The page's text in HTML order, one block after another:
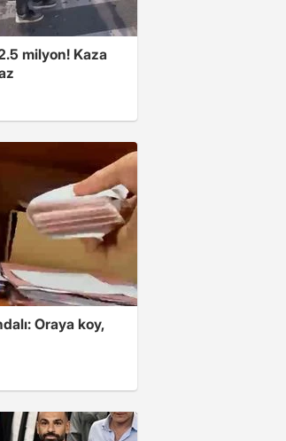
milyon! Kaza
Oraya koy,